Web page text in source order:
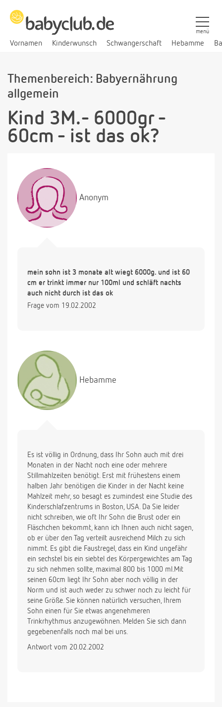
Vornamen Kinderwunsch Schwangerschaft Hebamme
menü
Themenbereich: Babyernährung
allgemein
Kind 3M.- 6000gr -
60cm - ist das ok?
Anonym
mein sohn ist 3 monate alt wiegt 6000g. und ist 60
cm er trinkt immer nur 100ml und schläft nachts
auch nicht durch ist das ok
Frage vom 19.02.2002
Hebamme
Es ist völlig in Ordnung, dass Ihr Sohn auch mit drei
Monaten in der Nacht noch eine oder mehrere
Stillmahlzeiten benötigt. Erst mit frühestens einem
halben Jahr benötigen die Kinder in der Nacht keine
Mahlzeit mehr, so besagt es zumindest eine Studie des
Kinderschlafzentrums in Boston, USA. Da Sie leider
nicht schreiben, wie oft Ihr Sohn die Brust oder ein
Fläschchen bekommt, kann ich Ihnen auch nicht sagen,
ob er über den Tag verteilt ausreichend Milch zu sich
nimmt. Es gibt die Faustregel, dass ein Kind ungefähr
ein sechstel bis ein siebtel des Körpergewichtes am Tag
zu sich nehmen sollte, maximal 800 bis 1000 ml.Mit
seinen 60cm liegt Ihr Sohn aber noch völlig in der
Norm und ist auch weder zu schwer noch zu leicht für
seine Größe. Sie können natürlich versuchen, Ihrem
Sohn einen für Sie etwas angenehmeren
Trinkrhythmus anzugewöhnen. Melden Sie sich dann
gegebenenfalls noch mal bei uns.
Antwort vom 20.02.2002